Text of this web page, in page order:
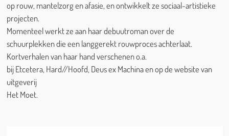
op rouw, mantelzorg en afasie, en ontwikkelt ze sociaal-artistieke
projecten.
Momenteel werkt ze aan haar debuutroman over de
schuurplekken die een langgerekt rouwproces achterlaat.
Kortverhalen van haar hand verschenen o.a.
bij Etcetera, Hard//Hoofd, Deus ex Machina en op de website van
uitgeverij
Het Moet.